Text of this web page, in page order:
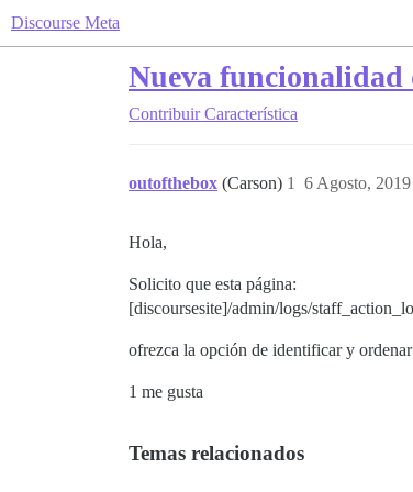
Discourse Meta
Nueva
Contribuir Característica
outofthebox (Carson) 6 Agosto,
1
Hola,
Solicito que esta página:
[discoursesite]/admin/logs/
ofrezca la opción de identificar y
1 me gusta
Temas relacionados